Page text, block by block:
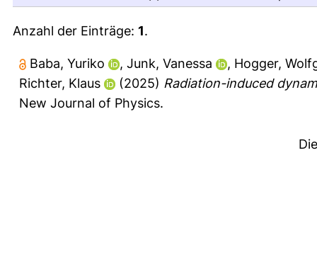
Anzahl der Einträge: 1.
Baba, Yuriko , Junk, Vanessa , Hogger,
Richter, Klaus
(2025) Radiation-induced
New Journal of Physics.